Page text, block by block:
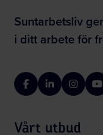
Suntarbetsliv
i ditt arbete för
FacebookLinkedIn
Vårt utbud